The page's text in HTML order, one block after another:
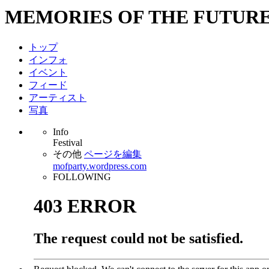
MEMORIES OF THE
トップ
インフォ
イベント
フィード
アーティスト
写真
Info
Festival
その他 ページを編集
mofparty.wordpress.com
FOLLOWING